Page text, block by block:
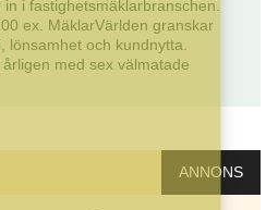
i fastighetsmäklarbranschen.
ex. MäklarVärlden granskar
lönsamhet och kundnytta.
med sex välmatade
ANNONS